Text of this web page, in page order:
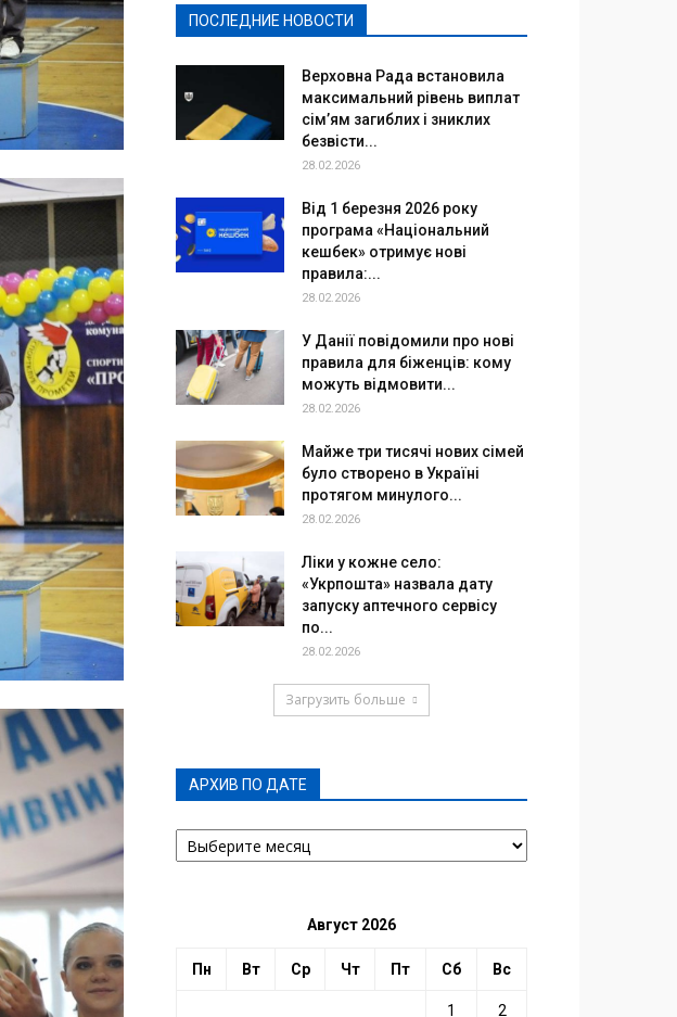
ПОСЛЕДНИЕ НОВОСТИ
Верховна Рада встановила
максимальний рівень виплат
сім’ям загиблих і зниклих
безвісти...
28.02.2026
Від 1 березня 2026 року
програма «Національний
кешбек» отримує нові
правила:...
28.02.2026
У Данії повідомили про нові
правила для біженців: кому
можуть відмовити...
28.02.2026
Майже три тисячі нових сімей
було створено в Україні
протягом минулого...
28.02.2026
Ліки у кожне село:
«Укрпошта» назвала дату
запуску аптечного сервісу
по...
28.02.2026
Загрузить больше
АРХИВ ПО ДАТЕ
АРХИВ
ПО
Август 2026
Пн Вт Ср Чт Пт Сб Вс
1 2